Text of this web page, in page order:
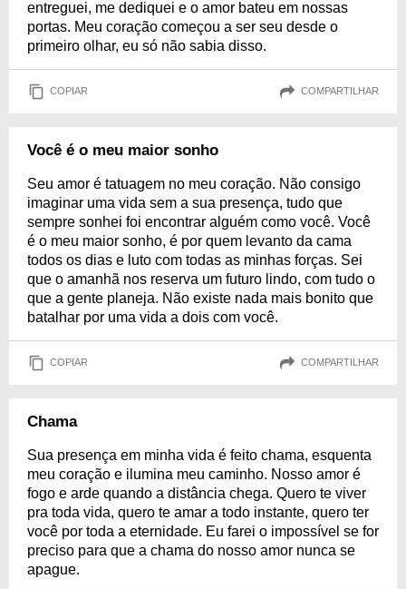
entreguei, me dediquei e o amor bateu em nossas
portas. Meu coração começou a ser seu desde o
primeiro olhar, eu só não sabia disso.
COPIAR COMPARTILHAR
Você é o meu maior sonho
Seu amor é tatuagem no meu coração. Não consigo
imaginar uma vida sem a sua presença, tudo que
sempre sonhei foi encontrar alguém como você. Você
é o meu maior sonho, é por quem levanto da cama
todos os dias e luto com todas as minhas forças. Sei
que o amanhã nos reserva um futuro lindo, com tudo o
que a gente planeja. Não existe nada mais bonito que
batalhar por uma vida a dois com você.
COPIAR COMPARTILHAR
Chama
Sua presença em minha vida é feito chama, esquenta
meu coração e ilumina meu caminho. Nosso amor é
fogo e arde quando a distância chega. Quero te viver
pra toda vida, quero te amar a todo instante, quero ter
você por toda a eternidade. Eu farei o impossível se for
preciso para que a chama do nosso amor nunca se
apague.